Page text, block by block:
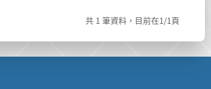
共 1 筆資料，目前在1/1頁